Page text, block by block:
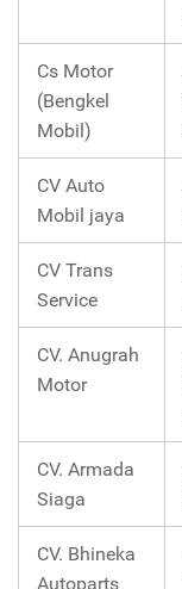
Cs Motor
(Bengkel
Mobil)
CV Auto
Mobil jaya
CV Trans
Service
CV. Anugrah
Motor
CV. Armada
Siaga
CV. Bhineka
Autoparts